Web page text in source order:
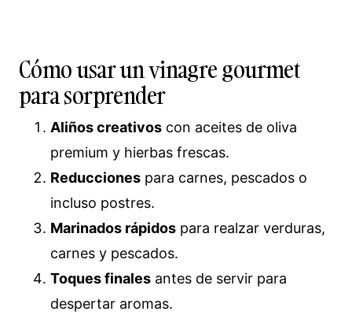
Cómo usar un vinagre gourmet
para sorprender
Aliños creativos con aceites de oliva
premium y hierbas frescas.
Reducciones para carnes, pescados o
incluso postres.
Marinados rápidos para realzar verduras,
carnes y pescados.
Toques finales antes de servir para
despertar aromas.